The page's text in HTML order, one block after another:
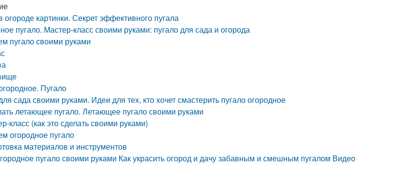
огороде картинки. Секрет эффективного пугала
пугало. Мастер-класс своими руками: пугало для сада и огорода
пугало своими руками
Пугало
сада своими руками. Идеи для тех, кто хочет смастерить пугало огородное
летающее пугало. Летающее пугало своими руками
класс (как это сделать своими руками)
огородное пугало
материалов и инструментов
пугало своими руками Как украсить огород и дачу забавным и смешным пугалом Видео